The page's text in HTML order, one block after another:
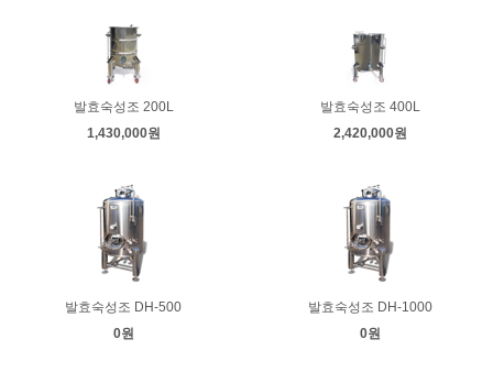
발효숙성조 200L
1,430,000원
발효숙성조 400L
2,420,000원
발효숙성조 DH-500
0원
발효숙성조 DH-1000
0원